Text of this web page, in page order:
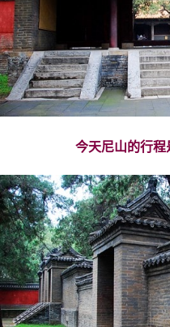
今天尼山的行程